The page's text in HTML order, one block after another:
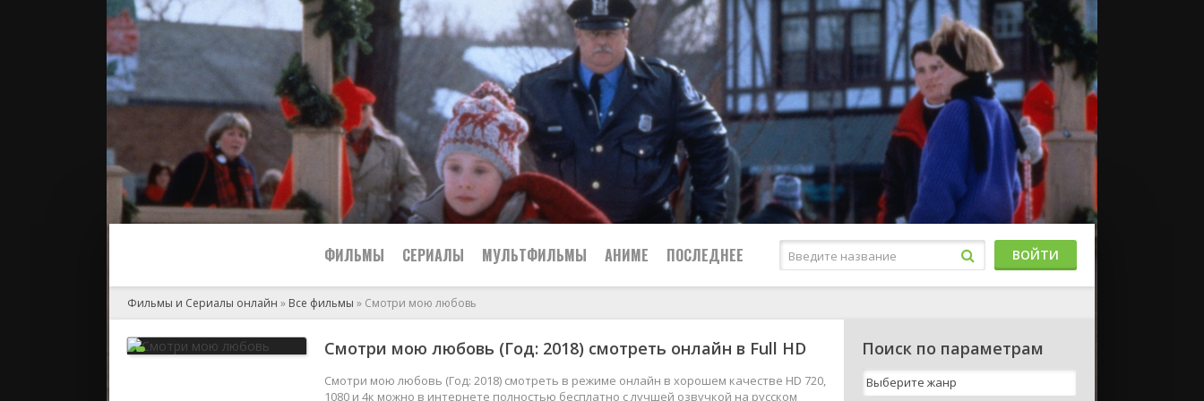
ФИЛЬМЫ
2024
Боевики
Военные
Мелодрамы
Приключения
СЕРИАЛЫ МУЛЬТФИЛЬМЫ АНИМЕ ПОСЛЕДНЕЕ
2024
ВОЙТИ
Фильмы и Сериалы онлайн » Все фильмы » Смотри мою любовь
Смотри мою любовь (Год: 2018) смотреть онлайн в Full HD
Смотри мою любовь (Год: 2018) смотреть в режиме онлайн в хорошем качестве HD 720,
1080 и 4к можно в интернете полностью бесплатно с лучшей озвучкой на русском
Поиск по параметрам